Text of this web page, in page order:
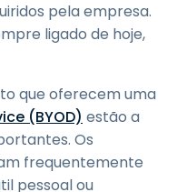
pela empresa.
ligado de hoje,
que oferecem uma
(BYOD) estão a
Os
frequentemente
pessoal ou